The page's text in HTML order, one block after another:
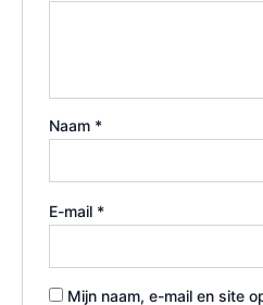
Naam *
E-mail *
Mijn naam, e-mail en site